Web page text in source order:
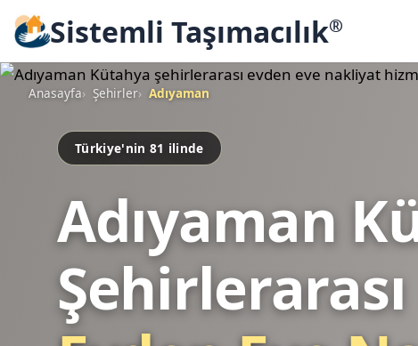
Sistemli Taşımacılık®
Anasayfa Şehirler Adıyaman
Türkiye'nin 81 ilinde
Adıyaman
Şehirlerarası